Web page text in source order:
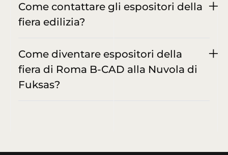
Come contattare gli espositori della
fiera edilizia?
Come diventare espositori della
fiera di Roma B-CAD alla Nuvola di
Fuksas?